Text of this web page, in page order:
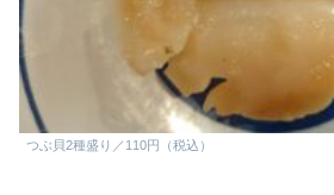
つぶ貝2種盛り／110円（税込）